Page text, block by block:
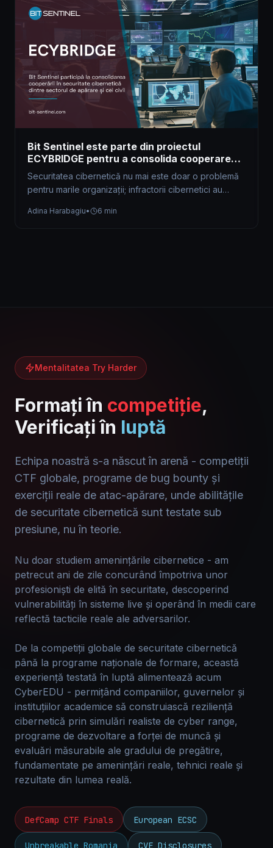
Bit Sentinel este parte din proiectul
ECYBRIDGE pentru a consolida cooperarea
în securitate cibernetică dintre sectorul de
apărare și cel civil
Securitatea cibernetică nu mai este doar o problemă
pentru marile organizații; infractorii cibernetici au
Adina Harabagiu• 6 min
Mentalitatea Try Harder
Formați în competiție,
Verificați în luptă
Echipa noastră s-a născut în arenă - competiții
CTF globale, programe de bug bounty și
exerciții reale de atac-apărare, unde abilitățile
de securitate cibernetică sunt testate sub
presiune, nu în teorie.
Nu doar studiem amenințările cibernetice - am
petrecut ani de zile concurând împotriva unor
profesioniști de elită în securitate, descoperind
vulnerabilități în sisteme live și operând în medii care
reflectă tacticile reale ale adversarilor.
De la competiții globale de securitate cibernetică
până la programe naționale de formare, această
experiență testată în luptă alimentează acum
CyberEDU - permițând companiilor, guvernelor și
instituțiilor academice să construiască reziliență
cibernetică prin simulări realiste de cyber range,
programe de dezvoltare a forței de muncă și
evaluări măsurabile ale gradului de pregătire,
fundamentate pe amenințări reale, tehnici reale și
rezultate din lumea reală.
DefCamp CTF Finals European ECSC
Unbreakable Romania CVE Disclosures